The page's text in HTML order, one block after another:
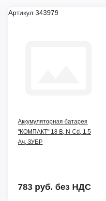
Артикул 343979
Аккумуляторная батарея
"КОМПАКТ" 18 В, N-Cd, 1.5
Ач, ЗУБР
783 руб. без НДС